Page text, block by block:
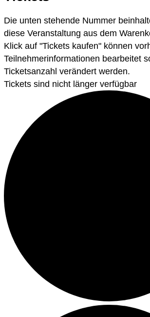
Die unten stehende Nummer
diese Veranstaltung aus dem
Klick auf "Tickets kaufen" können
Teilnehmerinformationen bearbeitet
Ticketsanzahl verändert werden.
Tickets sind nicht länger verfügbar